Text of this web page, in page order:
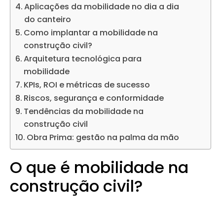
Aplicações da mobilidade no dia a dia
do canteiro
Como implantar a mobilidade na
construção civil?
Arquitetura tecnológica para
mobilidade
KPIs, ROI e métricas de sucesso
Riscos, segurança e conformidade
Tendências da mobilidade na
construção civil
Obra Prima: gestão na palma da mão
O que é mobilidade na
construção civil?